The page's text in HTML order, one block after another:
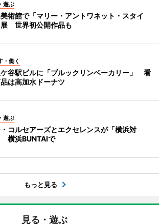
遊ぶ
術館で「マリー・アントワネット・スタイ
展 世界初公開作品も
・働く
谷駅ビルに「ブルックリンベーカリー」 看
は高加水ドーナツ
遊ぶ
コルセアーズとエクセレンスが「横浜対
横浜BUNTAIで
もっと見る
見る・遊ぶ